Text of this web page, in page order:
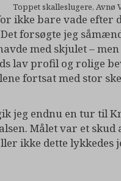
Toppet skalleslugere, Avnø
ikke bare vade efter
forsøgte jeg
med skjulet –
lav profil og rolige
fortsat med stor
jeg endnu en tur til
Målet var et skud
ikke dette lykkedes